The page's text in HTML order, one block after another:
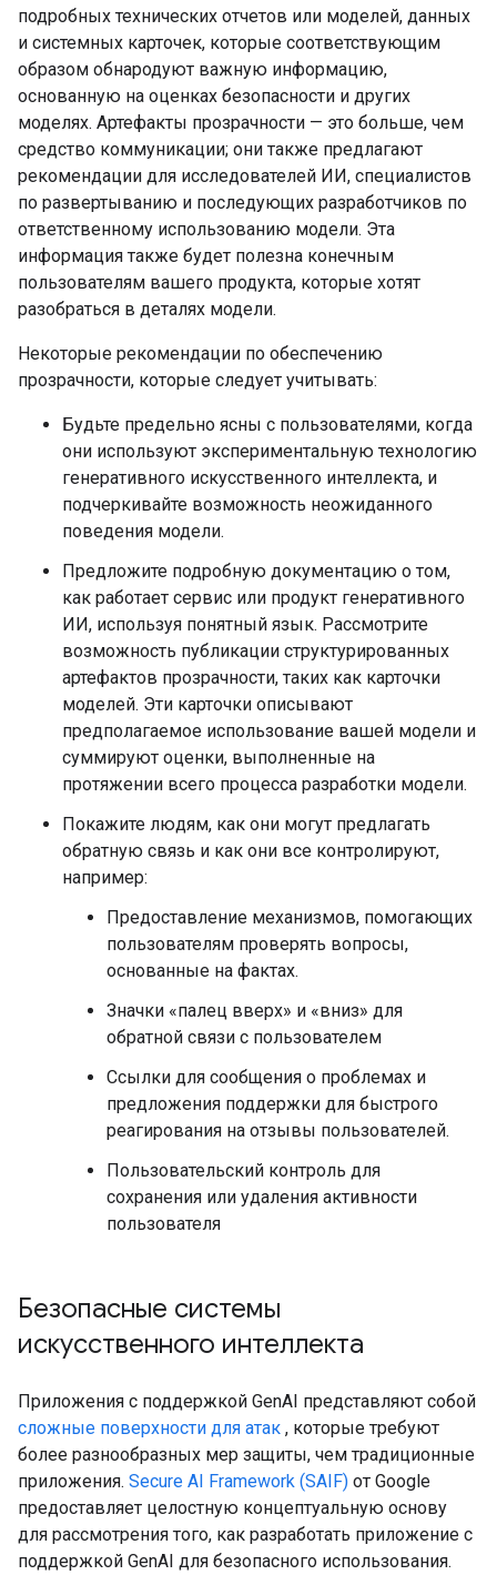
подробных технических отчетов или моделей, данных
и системных карточек, которые соответствующим
образом обнародуют важную информацию,
основанную на оценках безопасности и других
моделях. Артефакты прозрачности — это больше, чем
средство коммуникации; они также предлагают
рекомендации для исследователей ИИ, специалистов
по развертыванию и последующих разработчиков по
ответственному использованию модели. Эта
информация также будет полезна конечным
пользователям вашего продукта, которые хотят
разобраться в деталях модели.
Некоторые рекомендации по обеспечению
прозрачности, которые следует учитывать:
Будьте предельно ясны с пользователями, когда
они используют экспериментальную технологию
генеративного искусственного интеллекта, и
подчеркивайте возможность неожиданного
поведения модели.
Предложите подробную документацию о том,
как работает сервис или продукт генеративного
ИИ, используя понятный язык. Рассмотрите
возможность публикации структурированных
артефактов прозрачности, таких как карточки
моделей. Эти карточки описывают
предполагаемое использование вашей модели и
суммируют оценки, выполненные на
протяжении всего процесса разработки модели.
Покажите людям, как они могут предлагать
обратную связь и как они все контролируют,
например:
Предоставление механизмов, помогающих
пользователям проверять вопросы,
основанные на фактах.
Значки «палец вверх» и «вниз» для
обратной связи с пользователем
Ссылки для сообщения о проблемах и
предложения поддержки для быстрого
реагирования на отзывы пользователей.
Пользовательский контроль для
сохранения или удаления активности
пользователя
Безопасные системы
искусственного интеллекта
Приложения с поддержкой GenAI представляют собой
сложные поверхности для атак , которые требуют
более разнообразных мер защиты, чем традиционные
приложения. Secure AI Framework (SAIF) от Google
предоставляет целостную концептуальную основу
для рассмотрения того, как разработать приложение с
поддержкой GenAI для безопасного использования.